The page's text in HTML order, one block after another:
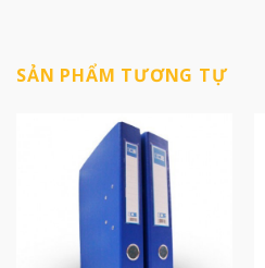
SẢN PHẨM TƯƠNG TỰ